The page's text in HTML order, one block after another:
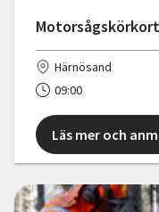
Härnösand
09:00
Läs mer och